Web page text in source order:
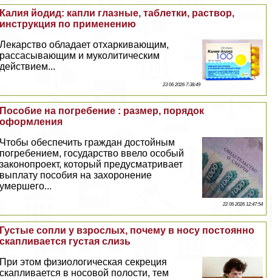
Калия йодид: капли глазные, таблетки, раствор,
инструкция по применению
Лекарство обладает отхаркивающим,
рассасывающим и муколитическим
действием...
23 06 2026 7:38:49
Пособие на погребение : размер, порядок
оформления
Чтобы обеспечить граждан достойным
погребением, государство ввело особый
законопроект, который предусматривает
выплату пособия на захоронение
умершего...
22 06 2026 12:47:54
Густые сопли у взрослых, почему в носу постоянно
скапливается густая слизь
При этом физиологическая секреция
скапливается в носовой полости, тем